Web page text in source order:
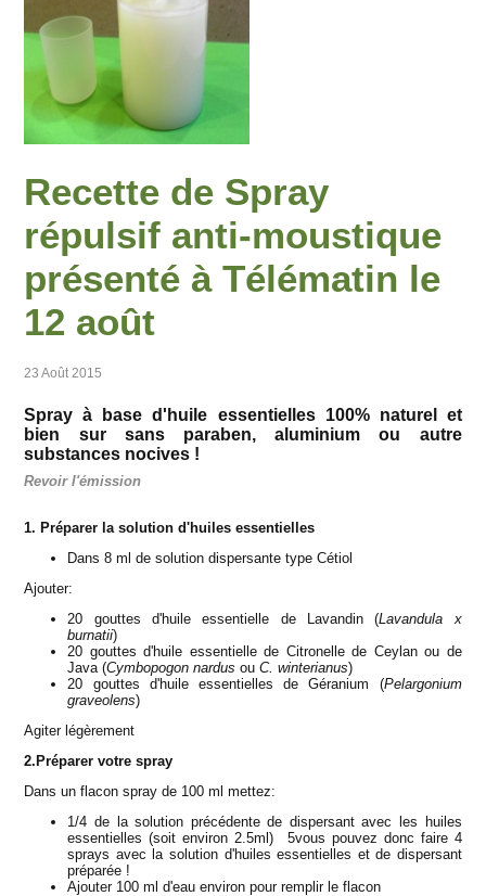
Recette de Spray
répulsif anti-moustique
présenté à Télématin le
12 août
23 Août 2015
Spray à base d'huile essentielles 100% naturel et
bien sur sans paraben, aluminium ou autre
substances nocives !
Revoir l'émission
1. Préparer la solution d'huiles essentielles
Dans 8 ml de solution dispersante type Cétiol
Ajouter:
20 gouttes d'huile essentielle de Lavandin (Lavandula x
burnatii)
20 gouttes d'huile essentielle de Citronelle de Ceylan ou de
Java (Cymbopogon nardus ouC. winterianus)
20 gouttes d'huile essentielles de Géranium (Pelargonium
graveolens)
Agiter légèrement
2.Préparer votre spray
Dans un flacon spray de 100 ml mettez:
1/4 de la solution précédente de dispersant avec les huiles
essentielles (soit environ 2.5ml) 5vous pouvez donc faire 4
sprays avec la solution d'huiles essentielles et de dispersant
préparée !
Ajouter 100 ml d'eau environ pour remplir le flacon